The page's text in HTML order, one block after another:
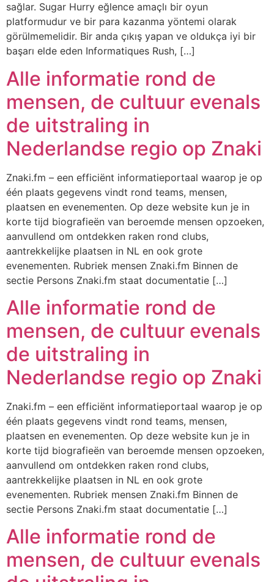
sağlar. Sugar Hurry eğlence amaçlı bir oyun
platformudur ve bir para kazanma yöntemi olarak
görülmemelidir. Bir anda çıkış yapan ve oldukça iyi bir
başarı elde eden Informatiques Rush, […]
Alle informatie rond de
mensen, de cultuur evenals
de uitstraling in
Nederlandse regio op Znaki
Znaki.fm – een efficiënt informatieportaal waarop je op
één plaats gegevens vindt rond teams, mensen,
plaatsen en evenementen. Op deze website kun je in
korte tijd biografieën van beroemde mensen opzoeken,
aanvullend om ontdekken raken rond clubs,
aantrekkelijke plaatsen in NL en ook grote
evenementen. Rubriek mensen Znaki.fm Binnen de
sectie Persons Znaki.fm staat documentatie […]
Alle informatie rond de
mensen, de cultuur evenals
de uitstraling in
Nederlandse regio op Znaki
Znaki.fm – een efficiënt informatieportaal waarop je op
één plaats gegevens vindt rond teams, mensen,
plaatsen en evenementen. Op deze website kun je in
korte tijd biografieën van beroemde mensen opzoeken,
aanvullend om ontdekken raken rond clubs,
aantrekkelijke plaatsen in NL en ook grote
evenementen. Rubriek mensen Znaki.fm Binnen de
sectie Persons Znaki.fm staat documentatie […]
Alle informatie rond de
mensen, de cultuur evenals